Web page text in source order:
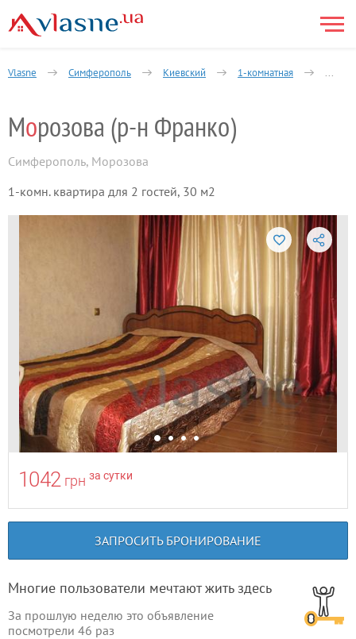
Vlasne Симферополь Киевский 1-комнатная улица
Морозова (р-н Франко)
Симферополь, Морозова
1-комн. квартира для 2 гостей, 30 м2
1042 грн за сутки
ЗАПРОСИТЬ БРОНИРОВАНИЕ
Многие пользователи мечтают жить здесь
За прошлую неделю это объявление
посмотрели 46 раз